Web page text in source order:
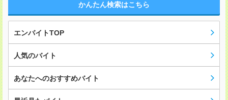
かんたん検索はこちら
エンバイトTOP
人気のバイト
あなたへのおすすめバイト